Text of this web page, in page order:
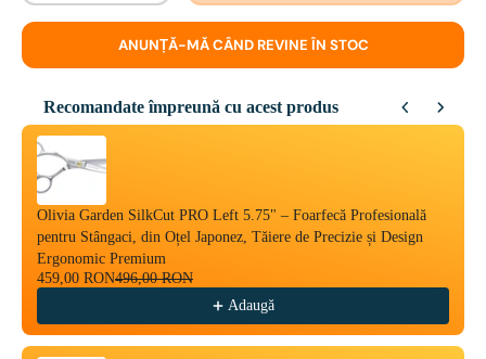
ANUNȚĂ-MĂ CÂND REVINE ÎN STOC
Recomandate împreună cu acest produs
Use the Previous and Next buttons to navigate through product
Olivia Garden SilkCut PRO Left 5.75" – Foarfecă Profesională
pentru Stângaci, din Oțel Japonez, Tăiere de Precizie și Design
Ergonomic Premium
459,00 RON496,00 RON
Adaugă